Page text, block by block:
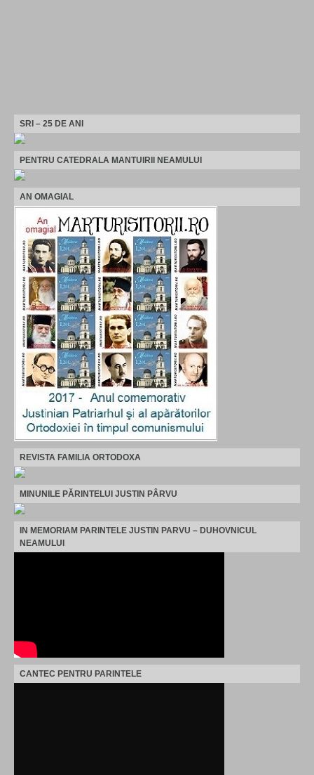
SRI – 25 DE ANI
PENTRU CATEDRALA MANTUIRII NEAMULUI
AN OMAGIAL
REVISTA FAMILIA ORTODOXA
MINUNILE PĂRINTELUI JUSTIN PÂRVU
IN MEMORIAM PARINTELE JUSTIN PARVU – DUHOVNICUL
NEAMULUI
CANTEC PENTRU PARINTELE